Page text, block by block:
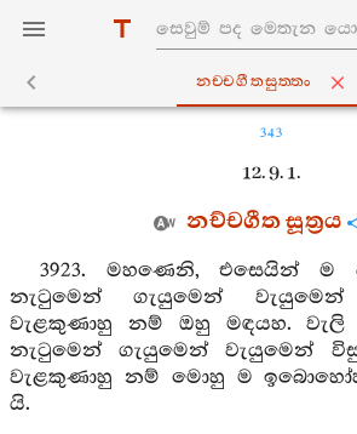
නච‍්චගීතසුත‍්තං
343
12. 9. 1.
නච්චගීත සූත්‍රය
3923. මහණෙනි, එසෙයින් ම
නැටුමෙන් ගැයුමෙන්
වැළකුණාහු නම් ඔහු මඳයහ.
නැටුමෙන් ගැයුමෙන් වැයුමෙන්
වැළකුණාහු නම් මොහු ම
යි.